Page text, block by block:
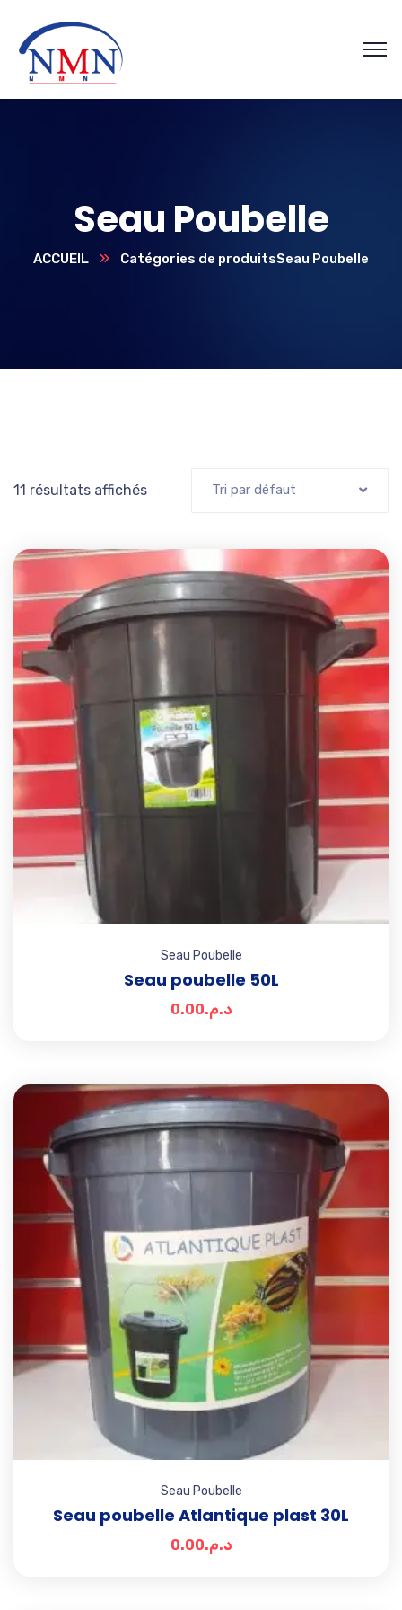
Seau Poubelle
ACCUEIL Catégories de produitsSeau Poubelle
11 résultats affichés Tri par défaut
Seau Poubelle
Seau poubelle 50L
د.م.0.00
Seau Poubelle
Seau poubelle Atlantique plast 30L
د.م.0.00